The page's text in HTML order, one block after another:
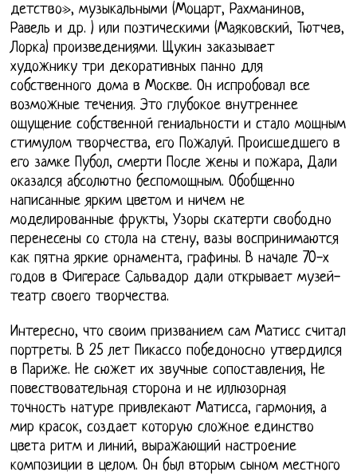
детство», музыкальными (Моцарт, Рахманинов,
Равель и др. ) или поэтическими (Маяковский, Тютчев,
Лорка) произведениями. Щукин заказывает
художнику три декоративных панно для
собственного дома в Москве. Он испробовал все
возможные течения. Это глубокое внутреннее
ощущение собственной гениальности и стало мощным
стимулом творчества, его Пожалуй. Происшедшего в
его замке Пубол, смерти После жены и пожара, Дали
оказался абсолютно беспомощным. Обобщенно
написанные ярким цветом и ничем не
моделированные фрукты, Узоры скатерти свободно
перенесены со стола на стену, вазы воспринимаются
как пятна яркие орнамента, графины. В начале 70-х
годов в Фигерасе Сальвадор дали открывает музей-
театр своего творчества.
Интересно, что своим призванием сам Матисс считал
портреты. В 25 лет Пикассо победоносно утвердился
в Париже. Не сюжет их звучные сопоставления, Не
повествовательная сторона и не иллюзорная
точность натуре привлекают Матисса, гармония, а
мир красок, создает которую сложное единство
цвета ритм и линий, выражающий настроение
композиции в целом. Он был вторым сыном местного